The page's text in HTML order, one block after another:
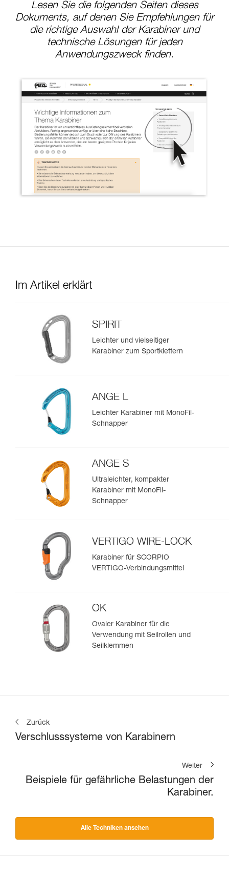
Lesen Sie die folgenden Seiten dieses
Dokuments, auf denen Sie Empfehlungen für
die richtige Auswahl der Karabiner und
technische Lösungen für jeden
Anwendungszweck finden.
Im Artikel erklärt
SPIRIT
Leichter und vielseitiger
Karabiner zum Sportklettern
ANGE L
Leichter Karabiner mit MonoFil-
Schnapper
ANGE S
Ultraleichter, kompakter
Karabiner mit MonoFil-
Schnapper
VERTIGO WIRE-LOCK
Karabiner für SCORPIO
VERTIGO-Verbindungsmittel
OK
Ovaler Karabiner für die
Verwendung mit Seilrollen und
Seilklemmen
Zurück
Verschlusssysteme von Karabinern
Weiter
Beispiele für gefährliche Belastungen der
Karabiner.
Alle Techniken ansehen